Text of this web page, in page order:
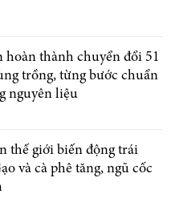
hoàn thành chuyển đổi 51
trồng, từng bước chuẩn
nguyên liệu
thế giới biến động trái
và cà phê tăng, ngũ cốc